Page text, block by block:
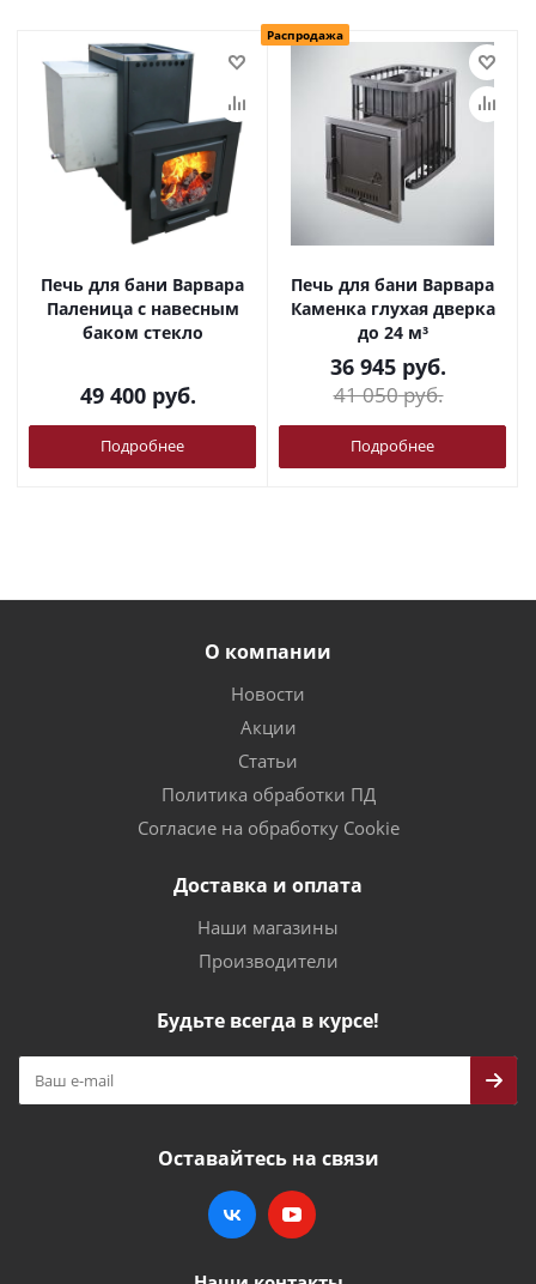
Печь для бани Варвара
Паленица с навесным
баком стекло
49 400 руб.
Подробнее
Распродажа
Печь для бани Варвара
Каменка глухая дверка
до 24 м³
36 945 руб.
41 050руб.
Подробнее
О компании
Новости
Акции
Статьи
Политика обработки ПД
Согласие на обработку Cookie
Доставка и оплата
Наши магазины
Производители
Будьте всегда в курсе!
Оставайтесь на связи